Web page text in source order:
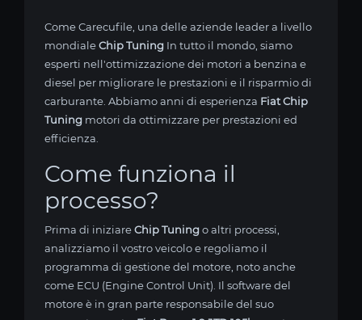
Come Carecufile, una delle aziende leader a livello
mondialeChip Tuning In tutto il mondo, siamo
esperti nell'ottimizzazione dei motori a benzina e
diesel per migliorare le prestazioni e il risparmio di
carburante. Abbiamo anni di esperienza Fiat Chip
Tuning motori da ottimizzare per prestazioni ed
efficienza.
Come funziona il
processo?
Prima di iniziareChip Tuningo altri processi,
analizziamo il vostro veicolo e regoliamo il
programma di gestione del motore, noto anche
come ECU (Engine Control Unit). Il software del
motore è in gran parte responsabile del suo